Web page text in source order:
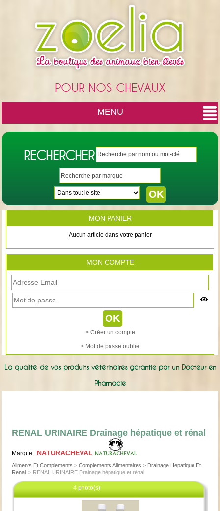
POUR NOS CHEVAUX
MENU
RECHERCHER
MON PANIER
Aucun article dans votre panier
MON COMPTE
> Créer un compte
> Mot de passe oublié
La qualité de vos produits vétérinaires garantie par un Docteur en
Pharmacie
RENAL URINAIRE Drainage hépatique et rénal
Marque : NATURACHEVAL
Aliments Et Complements > Complements Alimentaires > Drainage Hepatique Et
Renal > RENAL URINAIRE Drainage hépatique et rénal
4 photo(s)